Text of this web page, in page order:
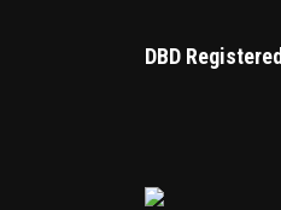
DBD Registered